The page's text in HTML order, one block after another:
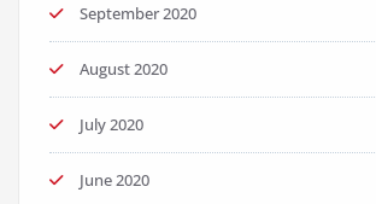
September 2020
August 2020
July 2020
June 2020